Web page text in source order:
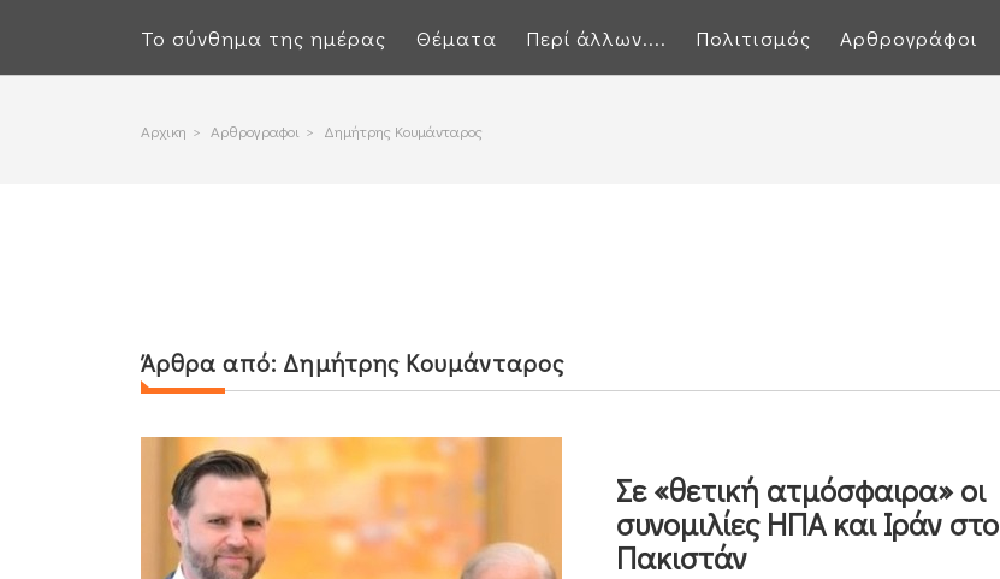
Το σύνθημα της ημέρας
Θέματα Περί άλλων.... Πολιτισμός Αρθρογράφοι
Αρχικη > Αρθρογραφοι > Δημήτρης Κουμάνταρος
Άρθρα από: Δημήτρης Κουμάνταρος
Σε «θετική ατμόσφαιρα» οι
συνομιλίες ΗΠΑ και Ιράν στο
Πακιστάν